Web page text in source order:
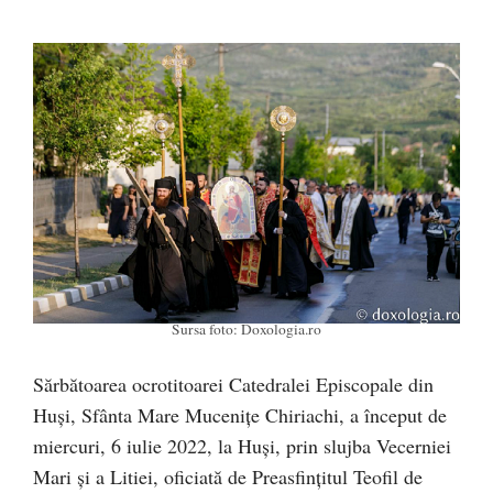
Sursa foto: Doxologia.ro
Sărbătoarea ocrotitoarei Catedralei Episcopale din
Huși, Sfânta Mare Muceniţe Chiriachi, a început de
miercuri, 6 iulie 2022, la Huşi, prin slujba Vecerniei
Mari şi a Litiei, oficiată de Preasfinţitul Teofil de